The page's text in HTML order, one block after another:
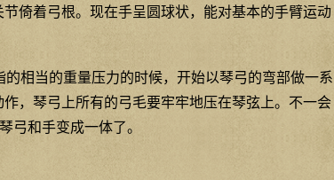
倚着弓根。现在手呈圆球状，能对基本的手臂运动
相当的重量压力的时候，开始以琴弓的弯部做一系
，琴弓上所有的弓毛要牢牢地压在琴弦上。不一会
弓和手变成一体了。